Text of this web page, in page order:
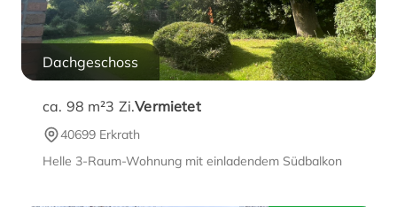
Dachgeschoss
Vermietet
ca. 98 m²3 Zi.
40699 Erkrath
Helle 3-Raum-Wohnung mit einladendem Südbalkon